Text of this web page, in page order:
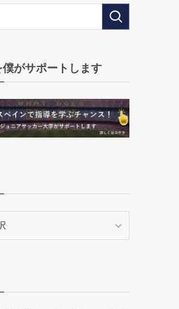
がサポートします